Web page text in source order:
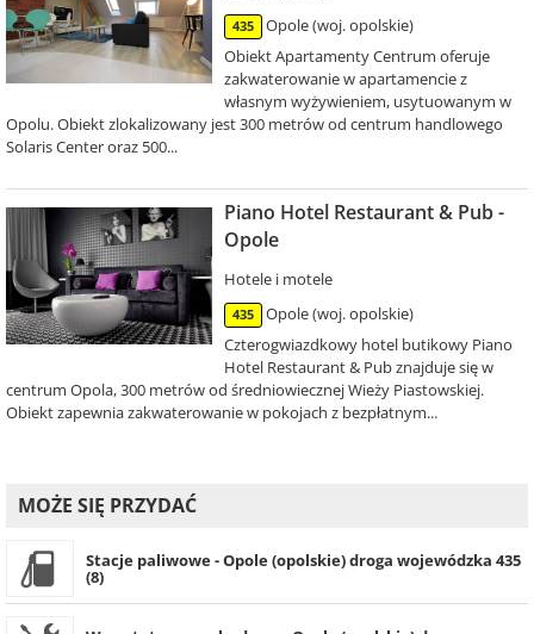
435
Opole (woj. opolskie)
Obiekt Apartamenty Centrum oferuje
zakwaterowanie w apartamencie z
własnym wyżywieniem, usytuowanym w
Opolu. Obiekt zlokalizowany jest 300 metrów od centrum handlowego
Solaris Center oraz 500...
Piano Hotel Restaurant & Pub -
Opole
Hotele i motele
435
Opole (woj. opolskie)
Czterogwiazdkowy hotel butikowy Piano
Hotel Restaurant & Pub znajduje się w
centrum Opola, 300 metrów od średniowiecznej Wieży Piastowskiej.
Obiekt zapewnia zakwaterowanie w pokojach z bezpłatnym...
MOŻE SIĘ PRZYDAĆ
Stacje paliwowe - Opole (opolskie) droga wojewódzka 435
(8)